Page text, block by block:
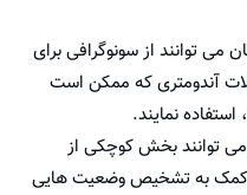
می توانند از سونوگرافی برای
آندومتری که ممکن است
نمایند.
توانند بخش کوچکی از
کمک به تشخیص وضعیت هایی